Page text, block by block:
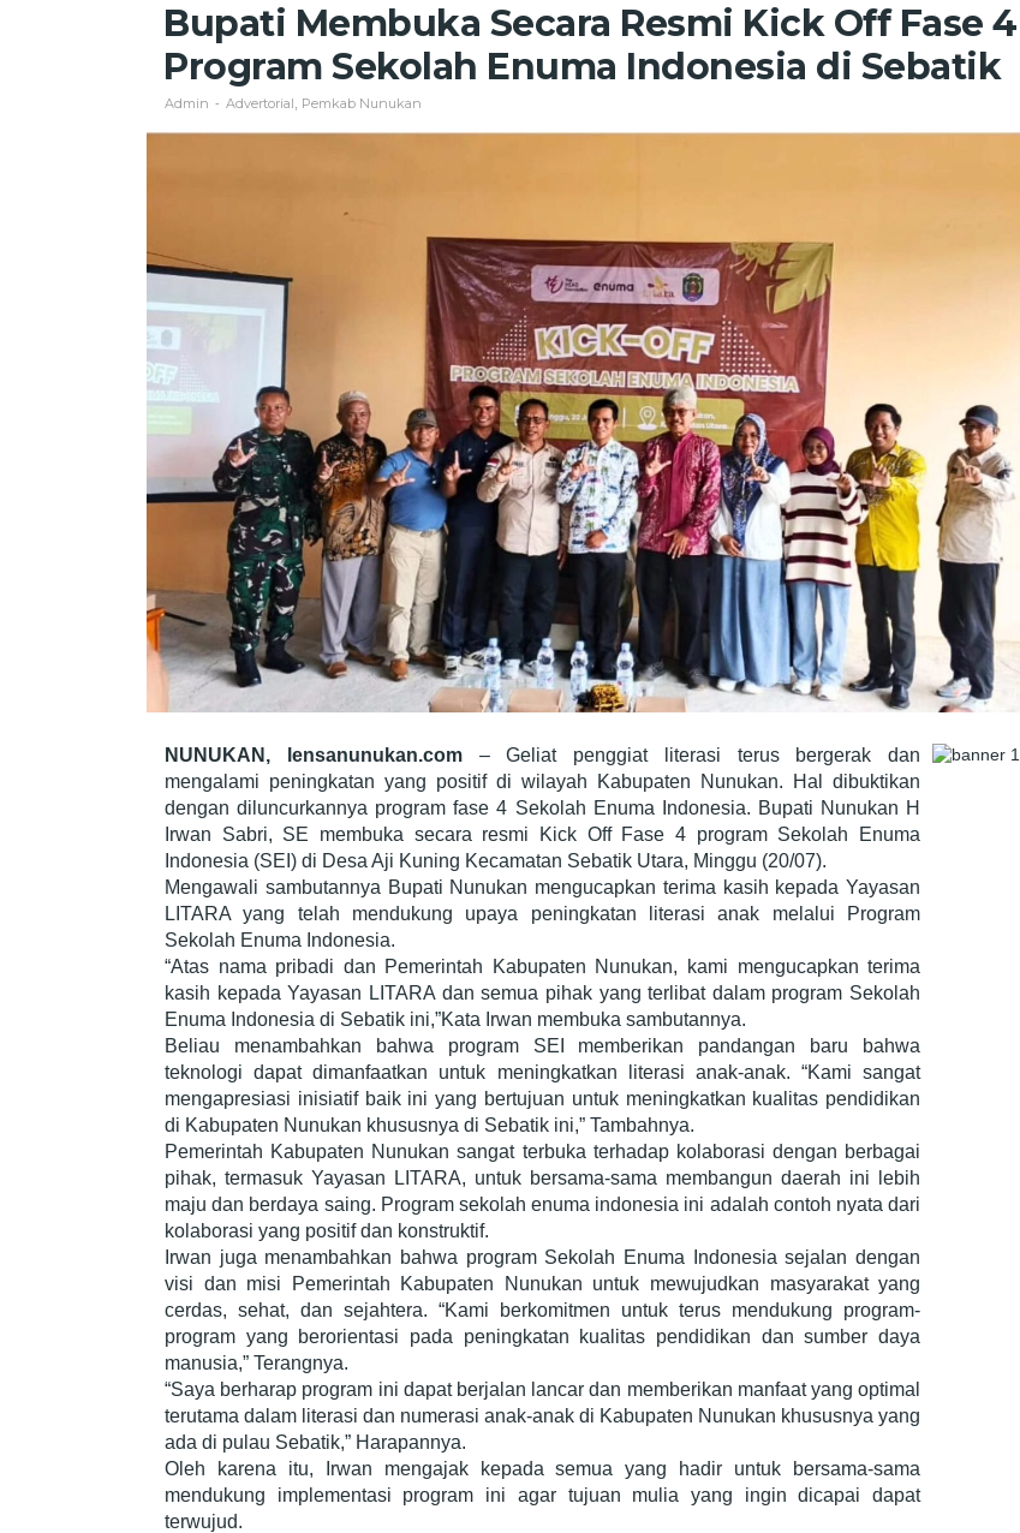
Fase
Program
Enuma
Indonesia
Bupati Membuka Secara Resmi Kick Off Fase 4
Program Sekolah Enuma Indonesia di Sebatik
Admin - Advertorial Pemkab Nunukan
NUNUKAN, lensanunukan.com– Geliat penggiat literasi terus bergerak dan
mengalami peningkatan yang positif di wilayah Kabupaten Nunukan. Hal dibuktikan
dengan diluncurkannya program fase 4 Sekolah Enuma Indonesia. Bupati Nunukan H
Irwan Sabri, SE membuka secara resmi Kick Off Fase 4 program Sekolah Enuma
Indonesia (SEI) di Desa Aji Kuning Kecamatan Sebatik Utara, Minggu (20/07).
Mengawali sambutannya Bupati Nunukan mengucapkan terima kasih kepada Yayasan
LITARA yang telah mendukung upaya peningkatan literasi anak melalui Program
Sekolah Enuma Indonesia.
“Atas nama pribadi dan Pemerintah Kabupaten Nunukan, kami mengucapkan terima
kasih kepada Yayasan LITARA dan semua pihak yang terlibat dalam program Sekolah
Enuma Indonesia di Sebatik ini,”Kata Irwan membuka sambutannya.
Beliau menambahkan bahwa program SEI memberikan pandangan baru bahwa
teknologi dapat dimanfaatkan untuk meningkatkan literasi anak-anak. “Kami sangat
mengapresiasi inisiatif baik ini yang bertujuan untuk meningkatkan kualitas pendidikan
di Kabupaten Nunukan khususnya di Sebatik ini,” Tambahnya.
Pemerintah Kabupaten Nunukan sangat terbuka terhadap kolaborasi dengan berbagai
pihak, termasuk Yayasan LITARA, untuk bersama-sama membangun daerah ini lebih
maju dan berdaya saing. Program sekolah enuma indonesia ini adalah contoh nyata dari
kolaborasi yang positif dan konstruktif.
Irwan juga menambahkan bahwa program Sekolah Enuma Indonesia sejalan dengan
visi dan misi Pemerintah Kabupaten Nunukan untuk mewujudkan masyarakat yang
cerdas, sehat, dan sejahtera. “Kami berkomitmen untuk terus mendukung program-
program yang berorientasi pada peningkatan kualitas pendidikan dan sumber daya
manusia,” Terangnya.
“Saya berharap program ini dapat berjalan lancar dan memberikan manfaat yang optimal
terutama dalam literasi dan numerasi anak-anak di Kabupaten Nunukan khususnya yang
ada di pulau Sebatik,” Harapannya.
Oleh karena itu, Irwan mengajak kepada semua yang hadir untuk bersama-sama
mendukung implementasi program ini agar tujuan mulia yang ingin dicapai dapat
terwujud.